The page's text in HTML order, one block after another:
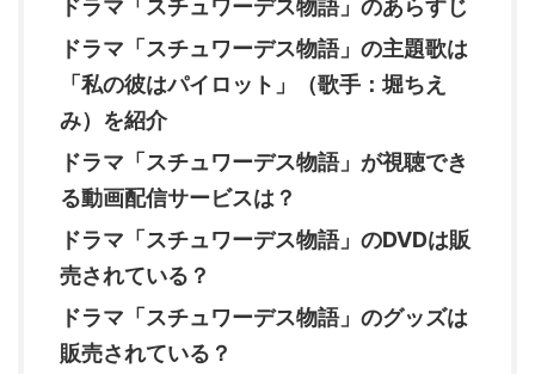
ドラマ「スチュワーデス物語」のあらすじ
ドラマ「スチュワーデス物語」の主題歌は
「私の彼はパイロット」（歌手：堀ちえ
み）を紹介
ドラマ「スチュワーデス物語」が視聴でき
る動画配信サービスは？
ドラマ「スチュワーデス物語」のDVDは販
売されている？
ドラマ「スチュワーデス物語」のグッズは
販売されている？